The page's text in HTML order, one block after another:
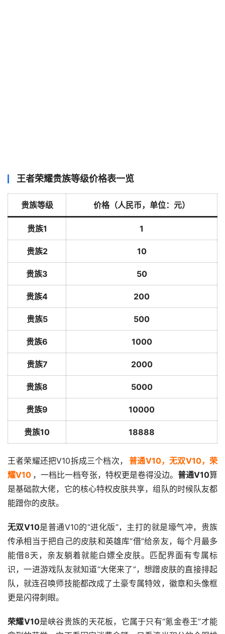
王者荣耀贵族等级价格表一览
贵族等级 价格（人民币，单位：元）
贵族1 1
贵族2 10
贵族3 50
贵族4 200
贵族5 500
贵族6 1000
贵族7 2000
贵族8 5000
贵族9 10000
贵族10 18888
王者荣耀还把V10拆成三个档次，
普通V10，无双V10，荣
耀V10 ，一档比一档夸张，特权更是卷得没边。 普通V10算
是基础款大佬，它的核心特权皮肤共享，组队的时候队友都
能蹭你的皮肤。
无双V10是普通V10的“进化版”，主打的就是壕气冲，贵族
传承相当于把自己的皮肤和英雄库“借”给亲友，每个月最多
能借8天，亲友躺着就能白嫖全皮肤。匹配界面有专属标
识，一进游戏队友就知道“大佬来了”，想蹭皮肤的直接排起
队，就连召唤师技能都改成了土豪专属特效，徽章和头像框
更是闪得刺眼。
荣耀V10是峡谷贵族的天花板，它属于只有“氪金卷王”才能